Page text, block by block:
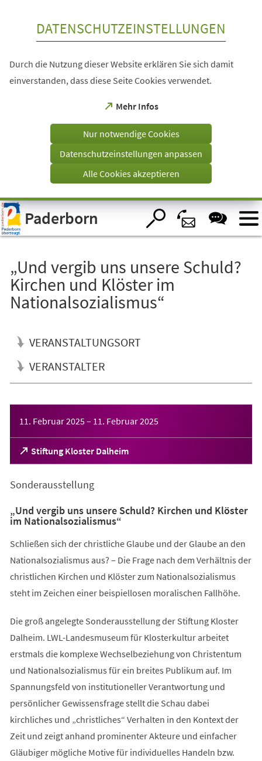
Visuelle
Assistenzsoftware
öffnen.
DATENSCHUTZEINSTELLUNGEN
Durch die Nutzung dieser Website erklären Sie sich damit
einverstanden, dass diese Seite Cookies verwendet.
Mehr Infos
(Öffnet
einem
Tab)
Nur notwendige Cookies
Datenschutzeinstellungen anpassen
Alle Cookies akzeptieren
Paderborn
„Und vergib uns unsere Schuld?
Kirchen und Klöster im
Nationalsozialismus“
VERANSTALTUNGSORT
VERANSTALTER
11. Februar 2025– 11. Februar 2025
Stiftung Kloster Dalheim
(Öffnet
in
neuen
Sonderausstellung
„Und vergib uns unsere Schuld? Kirchen und Klöster
im Nationalsozialismus“
Schließen sich der christliche Glaube und der Glaube an den
Nationalsozialismus aus? – Die Frage nach dem Verhältnis der
christlichen Kirchen und Klöster zum Nationalsozialismus
steht im Zeichen einer beispiellosen moralischen Fallhöhe.
Die groß angelegte Sonderausstellung der Stiftung Kloster
Dalheim. LWL-Landesmuseum für Klosterkultur arbeitet
erstmals die komplexe Wechselbeziehung von Christentum
und Nationalsozialismus für ein breites Publikum auf. Im
Spannungsfeld von institutioneller Verantwortung und
persönlicher Gewissensfrage stellt die Schau dabei
kirchliches und „christliches“ Verhalten in den Kontext der
Zeit und zeigt anhand prominenter Akteure und einfacher
Gläubiger mögliche Motive für individuelles Handeln bzw.